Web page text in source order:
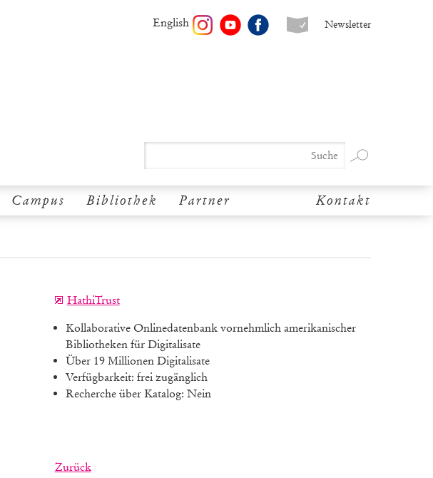
Newsletter
English
Campus Bibliothek Partner Kontakt
HathiTrust
Kollaborative Onlinedatenbank vornehmlich amerikanischer
Bibliotheken für Digitalisate
Über 19 Millionen Digitalisate
Verfügbarkeit: frei zugänglich
Recherche über Katalog: Nein
Zurück